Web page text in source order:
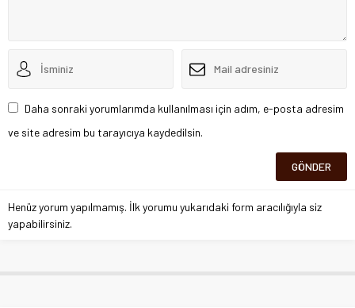
Daha sonraki yorumlarımda kullanılması için adım, e-posta adresim
ve site adresim bu tarayıcıya kaydedilsin.
Henüz yorum yapılmamış. İlk yorumu yukarıdaki form aracılığıyla siz
yapabilirsiniz.